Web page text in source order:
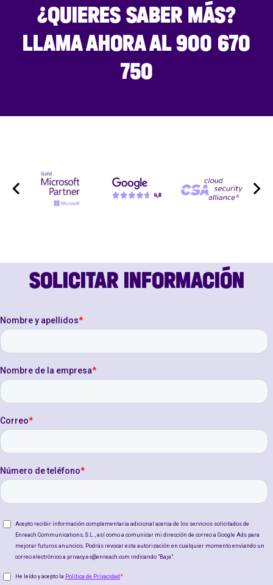
¿QUIERES SABER MÁS?
LLAMA AHORA AL 900 670
750
SOLICITAR INFORMACIÓN